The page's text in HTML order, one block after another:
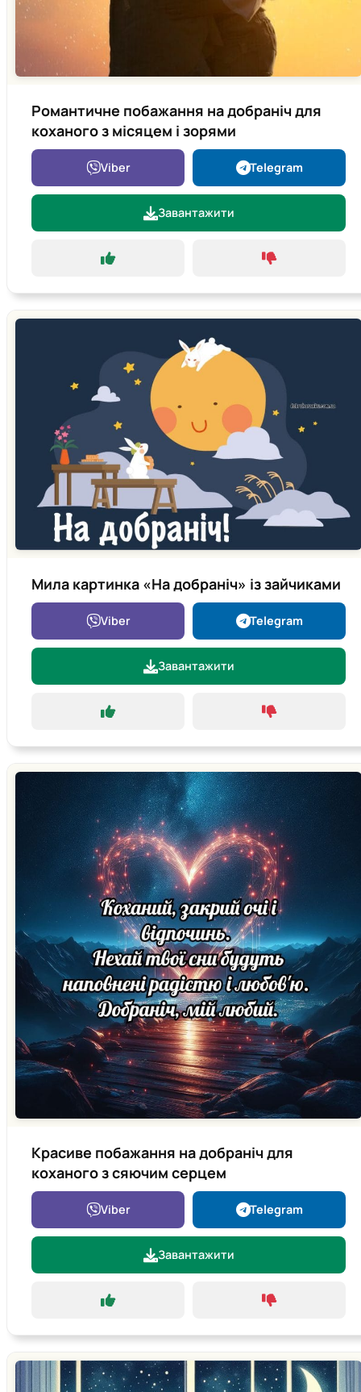
Романтичне побажання на добраніч для
коханого з місяцем і зорями
Viber Telegram
Завантажити
Мила картинка «На добраніч» із зайчиками
Viber Telegram
Завантажити
Красиве побажання на добраніч для
коханого з сяючим серцем
Viber Telegram
Завантажити